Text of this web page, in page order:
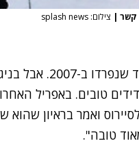
קשר | צילום: splash news
כוכבי ערוץ "דיסני"
טובים. באפריל
ואמר בראיון
טובה".